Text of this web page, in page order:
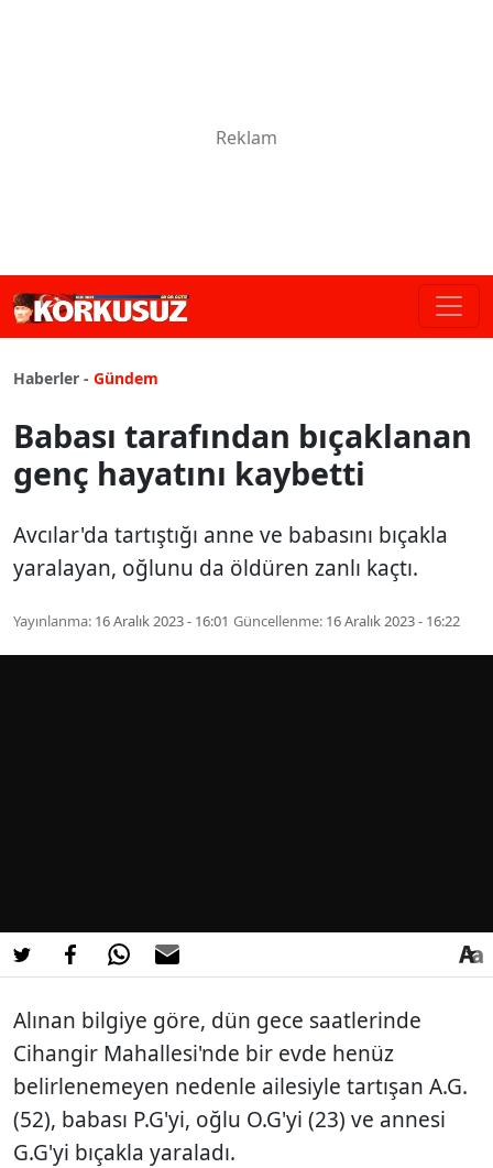
Haberler - Gündem
Babası tarafından bıçaklanan
genç hayatını kaybetti
Avcılar'da tartıştığı anne ve babasını bıçakla
yaralayan, oğlunu da öldüren zanlı kaçtı.
Yayınlanma: 16 Aralık 2023 - 16:01 Güncellenme: 16 Aralık 2023 - 16:22
Alınan bilgiye göre, dün gece saatlerinde
Cihangir Mahallesi'nde bir evde henüz
belirlenemeyen nedenle ailesiyle tartışan A.G.
(52), babası P.G'yi, oğlu O.G'yi (23) ve annesi
G.G'yi bıçakla yaraladı.